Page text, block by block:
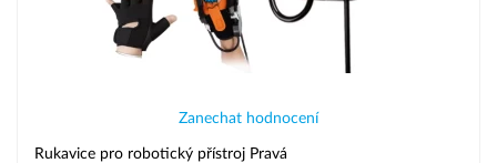
Zanechat hodnocení
Rukavice pro robotický přístroj Pravá